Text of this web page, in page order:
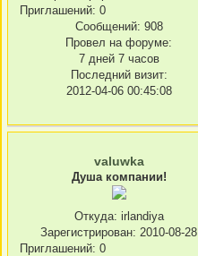
Приглашений: 0
Сообщений: 908
Провел на форуме:
7 дней 7 часов
Последний визит:
2012-04-06 00:45:08
valuwka
Душа компании!
Откуда: irlandiya
Зарегистрирован: 2010-08-28
Приглашений: 0